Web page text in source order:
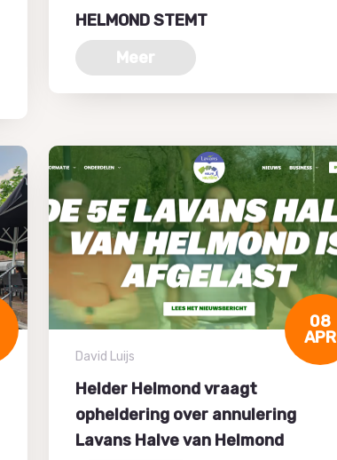
HELMOND STEMT
Meer
08
APR
David Luijs
Helder Helmond vraagt
opheldering over annulering
Lavans Halve van Helmond